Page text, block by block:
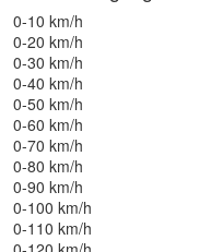
0-10 km/h
0-20 km/h
0-30 km/h
0-40 km/h
0-50 km/h
0-60 km/h
0-70 km/h
0-80 km/h
0-90 km/h
0-100 km/h
0-110 km/h